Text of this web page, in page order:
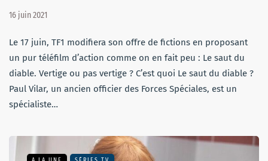
16 juin 2021
Le 17 juin, TF1 modifiera son offre de fictions en proposant
un pur téléfilm d’action comme on en fait peu : Le saut du
diable. Vertige ou pas vertige ? C’est quoi Le saut du diable ?
Paul Vilar, un ancien officier des Forces Spéciales, est un
spécialiste…